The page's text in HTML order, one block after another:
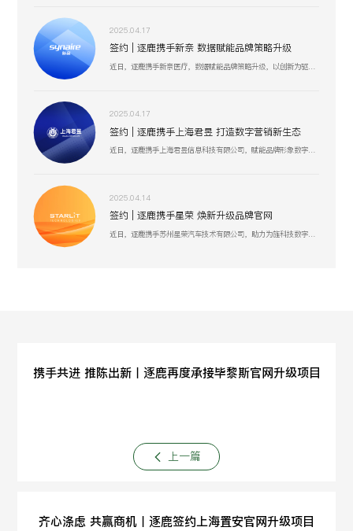
2025.04.17
签约 | 逐鹿携手新奈 数据赋能品牌策略升级
近日，逐鹿携手新奈医疗，数据赋能品牌策略升级，以创新为驱动，以用户为中心，助力其开启品牌增长新纪元。
2025.04.17
签约 | 逐鹿携手上海君昱 打造数字营销新生态
近日，逐鹿携手上海君昱信息科技有限公司，赋能品牌形象数字化，以全新的互联网形象为品牌营销赋能。
2025.04.14
签约 | 逐鹿携手星荣 焕新升级品牌官网
近日，逐鹿携手苏州星荣汽车技术有限公司，助力为旌科技数字化官网平台全面升级，赋能品牌形象数字化，以全新形象为品牌营销赋能。
携手共进 推陈出新丨逐鹿再度承接毕黎斯官网升级项目
上一篇
齐心涤虑 共赢商机丨逐鹿签约上海置安官网升级项目